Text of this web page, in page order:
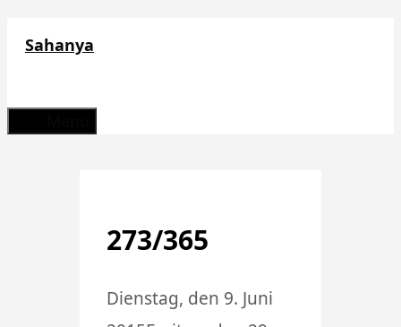
Sahanya
273/365
Dienstag, den 9. Juni